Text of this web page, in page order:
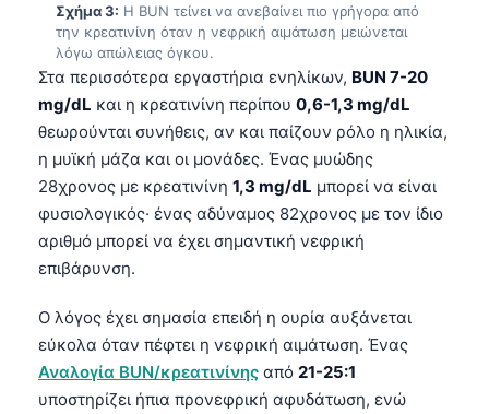
Σχήμα 3: Η BUN τείνει να ανεβαίνει πιο γρήγορα από
την κρεατινίνη όταν η νεφρική αιμάτωση μειώνεται
λόγω απώλειας όγκου.
Στα περισσότερα εργαστήρια ενηλίκων, BUN 7-20
mg/dL και η κρεατινίνη περίπου 0,6-1,3 mg/dL
θεωρούνται συνήθεις, αν και παίζουν ρόλο η ηλικία,
η μυϊκή μάζα και οι μονάδες. Ένας μυώδης
28χρονος με κρεατινίνη 1,3 mg/dL μπορεί να είναι
φυσιολογικός· ένας αδύναμος 82χρονος με τον ίδιο
αριθμό μπορεί να έχει σημαντική νεφρική
επιβάρυνση.
Ο λόγος έχει σημασία επειδή η ουρία αυξάνεται
εύκολα όταν πέφτει η νεφρική αιμάτωση. Ένας
Αναλογία BUN/κρεατινίνης από 21-25:1
υποστηρίζει ήπια προνεφρική αφυδάτωση, ενώ